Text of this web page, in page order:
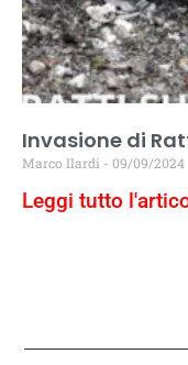
Invasione di
Marco Ilardi 09/09/2024
Leggi tutto